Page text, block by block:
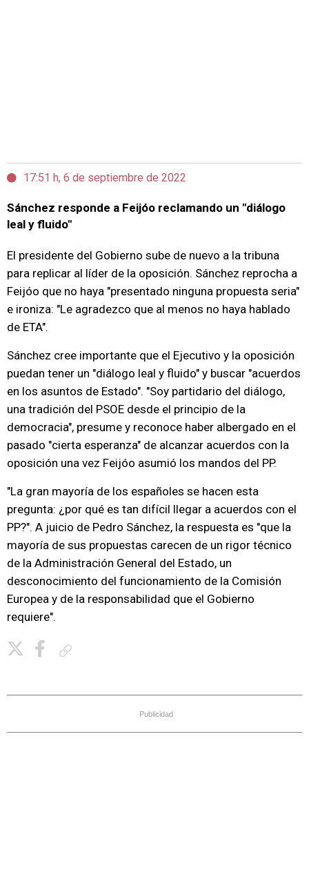
17:51 h, 6 de septiembre de 2022
Sánchez responde a Feijóo reclamando un "diálogo
leal y fluido"
El presidente del Gobierno sube de nuevo a la tribuna
para replicar al líder de la oposición. Sánchez reprocha a
Feijóo que no haya "presentado ninguna propuesta seria"
e ironiza: "Le agradezco que al menos no haya hablado
de ETA".
Sánchez cree importante que el Ejecutivo y la oposición
puedan tener un "diálogo leal y fluido" y buscar "acuerdos
en los asuntos de Estado". "Soy partidario del diálogo,
una tradición del PSOE desde el principio de la
democracia", presume y reconoce haber albergado en el
pasado "cierta esperanza" de alcanzar acuerdos con la
oposición una vez Feijóo asumió los mandos del PP.
"La gran mayoría de los españoles se hacen esta
pregunta: ¿por qué es tan difícil llegar a acuerdos con el
PP?". A juicio de Pedro Sánchez, la respuesta es "que la
mayoría de sus propuestas carecen de un rigor técnico
de la Administración General del Estado, un
desconocimiento del funcionamiento de la Comisión
Europea y de la responsabilidad que el Gobierno
requiere".
Publicidad